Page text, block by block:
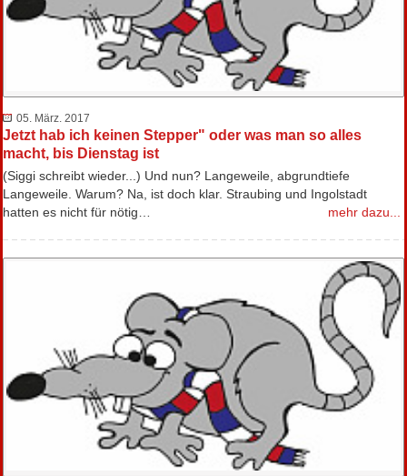
05. März. 2017
Jetzt hab ich keinen Stepper" oder was man so alles
macht, bis Dienstag ist
(Siggi schreibt wieder...) Und nun? Langeweile, abgrundtiefe
Langeweile. Warum? Na, ist doch klar. Straubing und Ingolstadt
hatten es nicht für nötig…
mehr dazu...